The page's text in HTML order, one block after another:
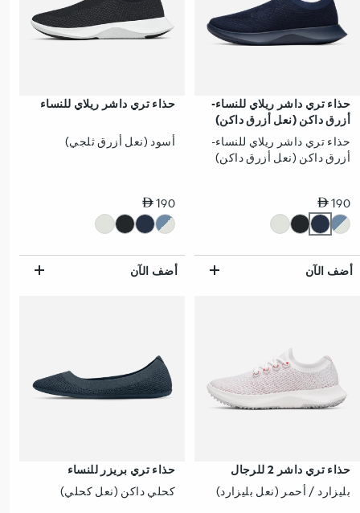
حذاء تري داشر ريلاي للنساء-
أزرق داكن (نعل أزرق داكن)
حذاء تري داشر ريلاي للنساء-
أزرق داكن (نعل أزرق داكن)
سعر عادي
190
أضف الآن
حذاء تري داشر ريلاي للنساء
أسود (نعل أزرق ثلجي)
سعر عادي
190
أضف الآن
حذاء تري داشر 2 للرجال
بليزارد / أحمر (نعل بليزارد)
حذاء تري بريزر للنساء
كحلي داكن (نعل كحلي)